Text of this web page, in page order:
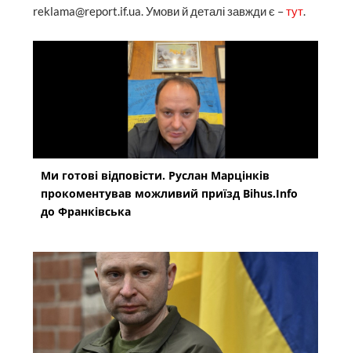
reklama@report.if.ua. Умови й деталі завжди є –тут.
Ми готові відповісти. Руслан Марцінків
прокоментував можливий приїзд Bihus.Info
до Франківська